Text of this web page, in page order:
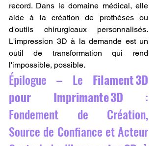
record. Dans le domaine médical, elle
aide à la création de prothèses ou
d'outils chirurgicaux personnalisés.
L'impression 3D à la demande est un
outil de transformation qui rend
l'impossible, possible.
Épilogue – Le Filament 3D
pour Imprimante 3D :
Fondement de Création,
Source de Confiance et Acteur